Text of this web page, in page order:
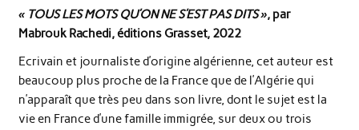
« TOUS LES MOTS QU’ON NE S’EST PAS DITS », par
Mabrouk Rachedi, éditions Grasset, 2022
Ecrivain et journaliste d’origine algérienne, cet auteur est
beaucoup plus proche de la France que de l’Algérie qui
n’apparaît que très peu dans son livre, dont le sujet est la
vie en France d’une famille immigrée, sur deux ou trois